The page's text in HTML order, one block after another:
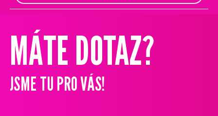
MÁTE DOTAZ?
JSME TU PRO VÁS!